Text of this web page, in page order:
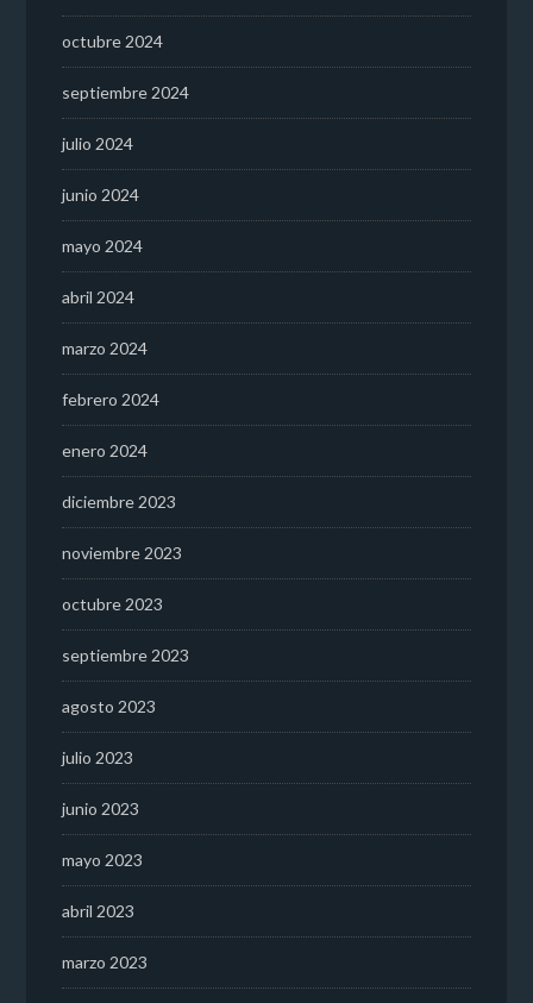
octubre 2024
septiembre 2024
julio 2024
junio 2024
mayo 2024
abril 2024
marzo 2024
febrero 2024
enero 2024
diciembre 2023
noviembre 2023
octubre 2023
septiembre 2023
agosto 2023
julio 2023
junio 2023
mayo 2023
abril 2023
marzo 2023